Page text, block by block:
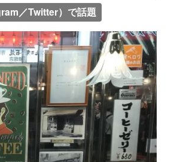
／Twitter）で話題